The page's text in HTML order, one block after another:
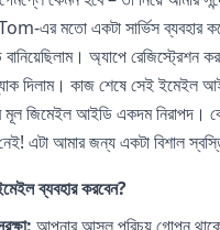
এর মতো একটা সার্ভিস ব্যবহার
অ্যাপে রেজিস্ট্রেশন
দিলাম। কাজ শেষে সেই ইমেইল
মূল জিমেইল আইডি একদম নিরাপদ।
এটা আমার জন্য একটা বিশাল
ব্যবহার করবেন?
আপনার আসল পরিচয় গোপন